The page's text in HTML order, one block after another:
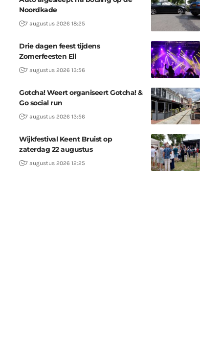
Noordkade
7 augustus 2026 18:25
Drie dagen feest tijdens
Zomerfeesten Ell
7 augustus 2026 13:56
Gotcha! Weert organiseert Gotcha! &
Go social run
7 augustus 2026 13:56
Wijkfestival Keent Bruist op
zaterdag 22 augustus
7 augustus 2026 12:25